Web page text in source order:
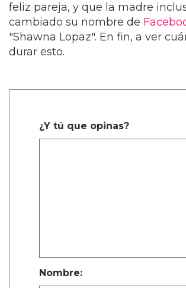
feliz pareja, y que la madre
cambiado su nombre de
"Shawna Lopaz". En fin, a ver
durar esto.
¿Y tú que opinas?
Nombre: